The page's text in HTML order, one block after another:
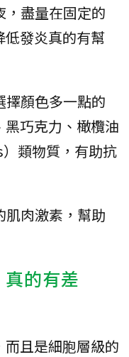
，盡量在固定的
低發炎真的有幫
擇顏色多一點的
巧克力、橄欖油
類物質，有助抗
肌肉激素，幫助
的有差
且是細胞層級的